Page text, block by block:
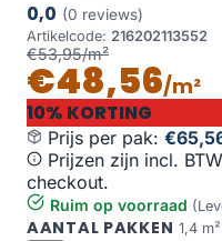
0,0 (0 reviews)
Artikelcode: 216202113552
€53,95/m²
€48,56/m²
10% KORTING
Prijs per pak:
Prijzen zijn incl.
checkout.
Ruim op voorraad
AANTAL PAKKEN 1,4